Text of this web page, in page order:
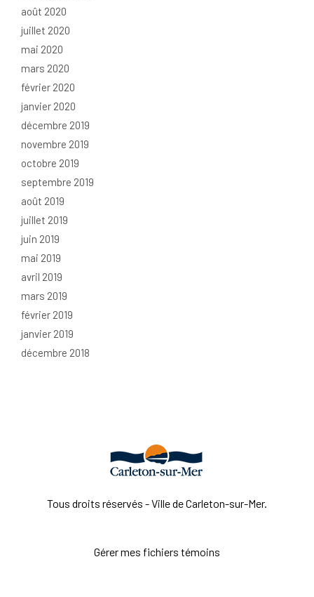
août 2020
juillet 2020
mai 2020
mars 2020
février 2020
janvier 2020
décembre 2019
novembre 2019
octobre 2019
septembre 2019
août 2019
juillet 2019
juin 2019
mai 2019
avril 2019
mars 2019
février 2019
janvier 2019
décembre 2018
Tous droits réservés - Ville de Carleton-sur-Mer.
Gérer mes fichiers témoins